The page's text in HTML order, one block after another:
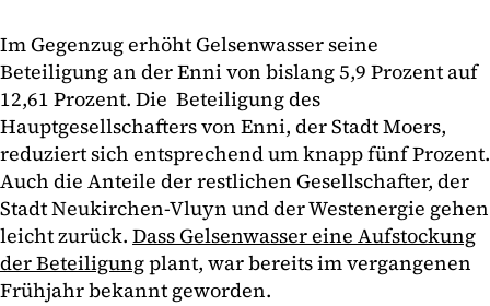
Im Gegenzug erhöht Gelsenwasser seine
Beteiligung an der Enni von bislang 5,9 Prozent auf
12,61 Prozent. Die Beteiligung des
Hauptgesellschafters von Enni, der Stadt Moers,
reduziert sich entsprechend um knapp fünf Prozent.
Auch die Anteile der restlichen Gesellschafter, der
Stadt Neukirchen-Vluyn und der Westenergie gehen
leicht zurück. Dass Gelsenwasser eine Aufstockung
der Beteiligungplant, war bereits im vergangenen
Frühjahr bekannt geworden.